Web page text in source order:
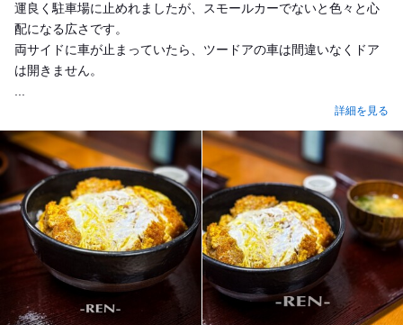
運良く駐車場に止めれましたが、スモールカーでないと色々と心
配になる広さです。
両サイドに車が止まっていたら、ツードアの車は間違いなくドア
は開きません。
...
詳細を見る